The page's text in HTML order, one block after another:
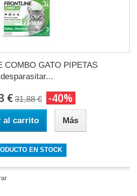
COMBO GATO PIPETAS
desparasitar...
€ 31,88 € -40%
al carrito Más
EN STOCK